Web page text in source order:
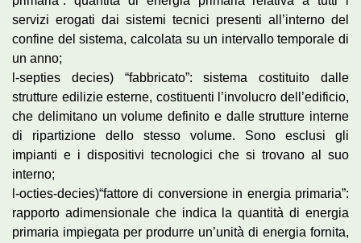
servizi erogati dai sistemi tecnici presenti all’interno del
confine del sistema, calcolata su un intervallo temporale di
un anno;
l-septies decies) “fabbricato”: sistema costituito dalle
strutture edilizie esterne, costituenti l’involucro dell’edificio,
che delimitano un volume definito e dalle strutture interne
di ripartizione dello stesso volume. Sono esclusi gli
impianti e i dispositivi tecnologici che si trovano al suo
interno;
l-octies-decies)“fattore di conversione in energia primaria”:
rapporto adimensionale che indica la quantità di energia
primaria impiegata per produrre un’unità di energia fornita,